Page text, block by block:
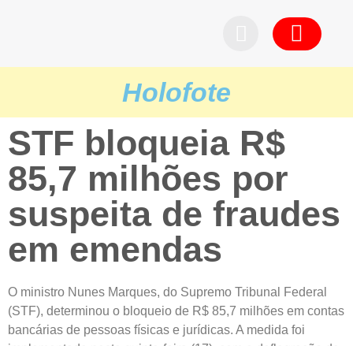
Holofote
STF bloqueia R$
85,7 milhões por
suspeita de fraudes
em emendas
O ministro Nunes Marques, do Supremo Tribunal Federal
(STF), determinou o bloqueio de R$ 85,7 milhões em contas
bancárias de pessoas físicas e jurídicas. A medida foi